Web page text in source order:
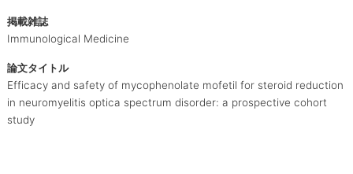
掲載雑誌
Immunological Medicine
論文タイトル
Efficacy and safety of mycophenolate mofetil for steroid reduction
in neuromyelitis optica spectrum disorder: a prospective cohort
study